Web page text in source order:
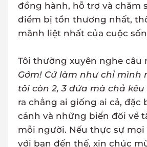
đồng hành, hỗ trợ và chăm
điểm bị tổn thương nhất,
mãnh liệt nhất của cuộc
Tôi thường xuyên nghe câu
Gớm! Cứ làm như chỉ mình
tôi còn 2, 3 đứa mà chả
ra chẳng ai giống ai cả, đặc
cảnh và những biến đổi về
mỗi người. Nếu thực sự
với bạn đến thế, xin chúc